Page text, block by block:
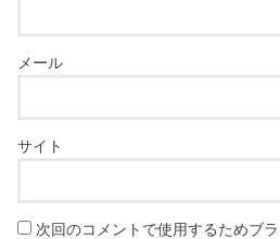
メール
サイト
次回のコメントで使用するためブ